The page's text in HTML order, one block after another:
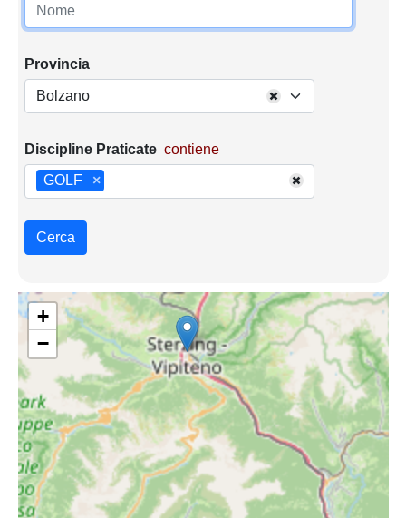
Provincia
Bolzano
Discipline Praticate contiene
×
GOLF
Cerca
+
−